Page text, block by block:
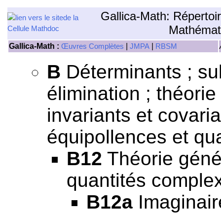
Gallica-Math:
Gallica-Math : Œuvres Complètes JMPA RBSM
B Déterminants ;
élimination ;
invariants et
équipollences et
B12 Théorie
quantités
B12a